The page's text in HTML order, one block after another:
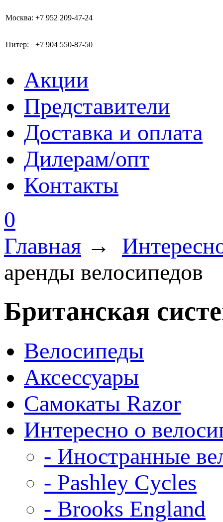
Москва: +7 952 209-47-24
Питер: +7 904 550-87-50
Акции
Представители
Доставка и оплата
Дилерам/опт
Контакты
0
Главная →
аренды велосипедов
Британская
Велосипеды
Аксессуары
Самокаты Razor
Интересно о
- Иностранные
- Pashley Cycles
- Brooks England